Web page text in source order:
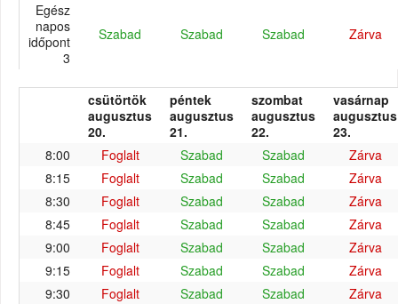
Egész
napos
időpont
3
Szabad Szabad Szabad Zárva
csütörtök
augusztus
20.
péntek
augusztus
21.
szombat
augusztus
22.
vasárnap
augusztus
23.
8:00
Foglalt Szabad Szabad
Zárva
8:15
Foglalt Szabad Szabad
Zárva
8:30
Foglalt Szabad Szabad
Zárva
8:45
Foglalt Szabad Szabad
Zárva
9:00
Foglalt Szabad Szabad
Zárva
9:15
Foglalt Szabad Szabad
Zárva
9:30
Foglalt Szabad Szabad
Zárva